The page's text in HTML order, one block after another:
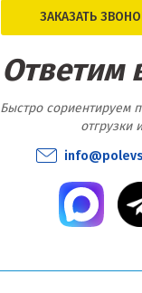
ЗАКАЗАТЬ
Ответим
Быстро сориентируем
отгрузки